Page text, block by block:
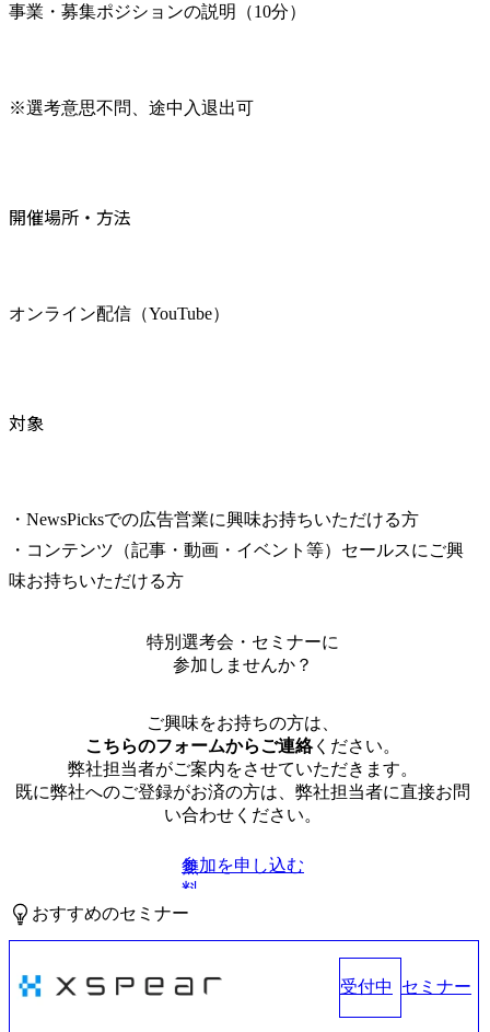
事業・募集ポジションの説明（10分）
※選考意思不問、途中入退出可
開催場所・方法
オンライン配信（YouTube）
対象
・NewsPicksでの広告営業に興味お持ちいただける方
・コンテンツ（記事・動画・イベント等）セールスにご興
味お持ちいただける方
特別選考会・セミナーに
参加しませんか？
ご興味をお持ちの方は、
こちらのフォームからご連絡ください。
弊社担当者がご案内をさせていただきます。
既に弊社へのご登録がお済の方は、弊社担当者に直接お問
い合わせください。
無
料
参加を申し込む
おすすめのセミナー
受付中 セミナー